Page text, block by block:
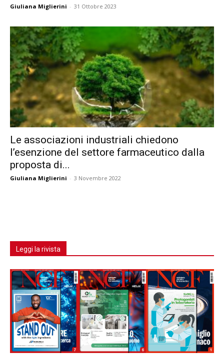
Giuliana Miglierini - 31 Ottobre 2023
Le associazioni industriali chiedono
l’esenzione del settore farmaceutico dalla
proposta di...
Giuliana Miglierini - 3 Novembre 2022
Leggi la rivista